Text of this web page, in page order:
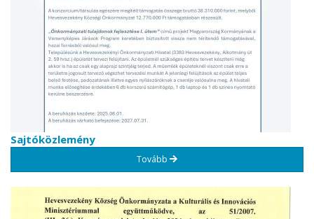
Sajtóközlemény
Tovább